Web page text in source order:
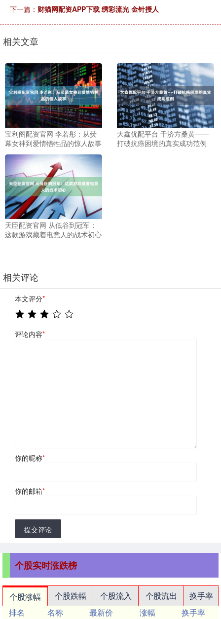
下一篇： 财猫网配资APP下载 绣彩流光 金针授人
相关文章
宝利阁配资官网 李若彤：从荧
幕女神到爱情牺牲品的惊人故事
大鑫优配平台 千济方桑黄——
打破抗癌困境的真实成功范例
天臣配资官网 从低谷到冠军：
这款游戏藏着电竞人的战术初心
相关评论
本文评分*
评论内容*
你的昵称*
你的邮箱*
提交评论
个股实时涨跌榜
个股涨幅 个股跌幅 个股流入 个股流出
换手率
排名
名称 最新价 涨幅
换手率